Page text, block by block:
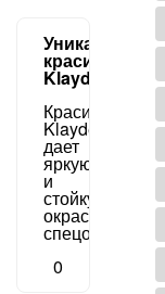
Уникальный
краситель
Klaydex
Краситель
Klaydex
дает
яркую
и
стойкую
окраску
спецодежды.
0